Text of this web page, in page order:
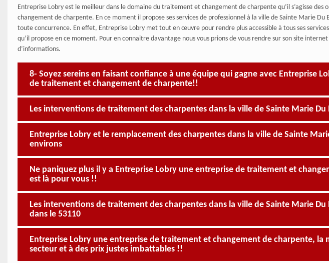
Entreprise Lobry est le meilleur dans le domaine du traitement et changement de charpente qu’il s’agisse
changement de charpente. En ce moment il propose ses services de professionnel à la ville de Sainte Marie Du
toute concurrence. En effet, Entreprise Lobry met tout en œuvre pour rendre plus accessible à tous ses
qu’il propose en ce moment. Pour en connaitre davantage nous vous prions de vous rendre sur son site
d’informations.
8- Soyez sereins en faisant confiance à une équipe qui gagne avec Entreprise
de traitement et changement de charpente!!
Les interventions de traitement des charpentes dans la ville de Sainte Marie Du
Entreprise Lobry et le remplacement des charpentes dans la ville de Sainte
environs
Ne paniquez plus il y a Entreprise Lobry une entreprise de traitement et
est là pour vous !!
Les interventions de traitement des charpentes dans la ville de Sainte Marie Du
dans le 53110
Entreprise Lobry une entreprise de traitement et changement de charpente, la
secteur et à des prix justes imbattables !!